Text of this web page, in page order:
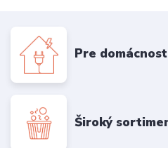
Pre
Široký